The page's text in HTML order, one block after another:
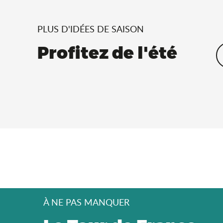
PLUS D'IDÉES DE SAISON
Profitez de l'été
À NE PAS MANQUER